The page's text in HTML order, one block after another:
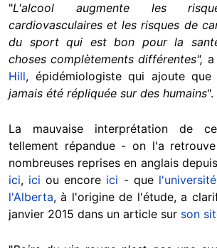
"L'alcool augmente les
cardiovasculaires et les risques de
du sport qui est bon pour la
choses complètements différentes", a
Hill, épidémiologiste qui ajoute que
jamais été répliquée sur des humains".
La mauvaise interprétation de
tellement répandue - on l'a
nombreuses reprises en anglais
ici, ici ou encore ici - que
l'Alberta, à l'origine de l'étude, a
janvier 2015 dans un article sur son